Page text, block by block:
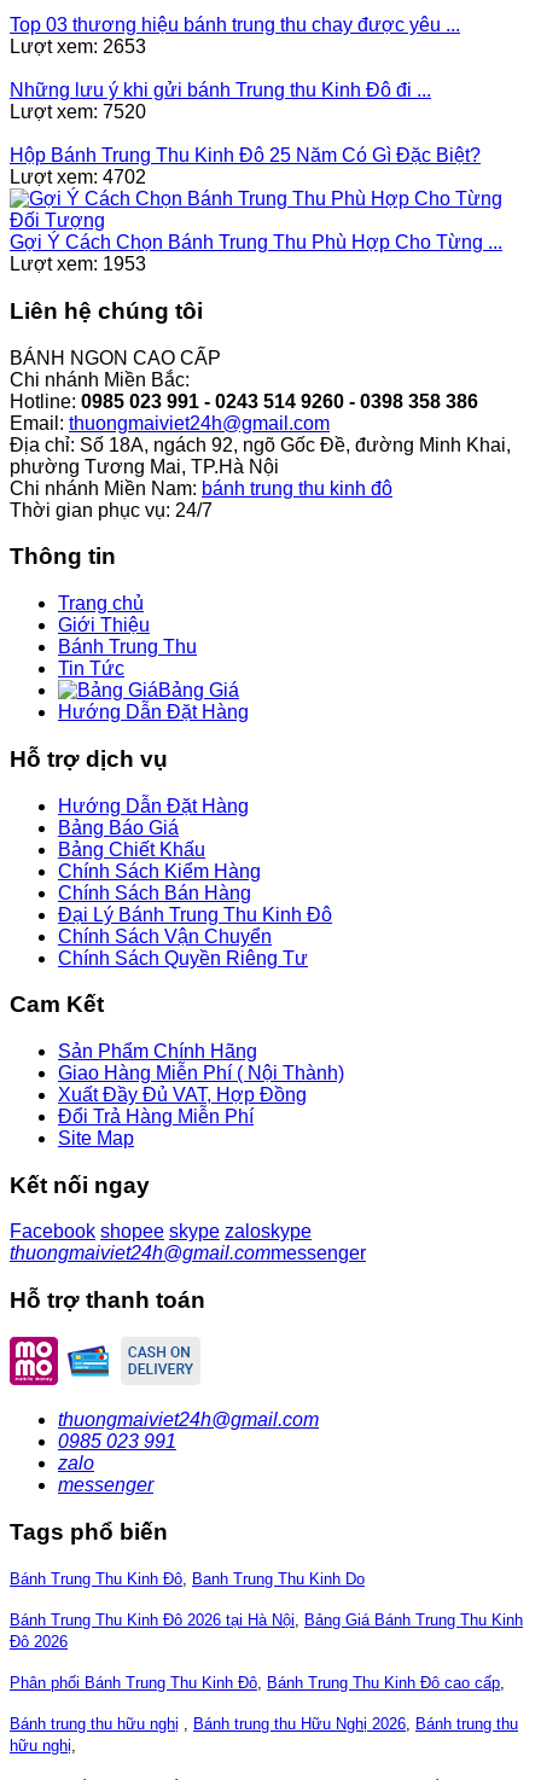
Top 03 thương hiệu bánh trung thu chay được yêu ...
Lượt xem: 2653
Những lưu ý khi gửi bánh Trung thu Kinh Đô đi ...
Lượt xem: 7520
Hộp Bánh Trung Thu Kinh Đô 25 Năm Có Gì Đặc Biệt?
Lượt xem: 4702
Gợi Ý Cách Chọn Bánh Trung Thu Phù Hợp Cho Từng ...
Lượt xem: 1953
Liên hệ chúng tôi
BÁNH NGON CAO CẤP
Chi nhánh Miền Bắc:
Hotline: 0985 023 991 - 0243 514 9260 - 0398 358 386
Email: thuongmaiviet24h@gmail.com
Địa chỉ: Số 18A, ngách 92, ngõ Gốc Đề, đường Minh Khai,
phường Tương Mai, TP.Hà Nội
Chi nhánh Miền Nam: bánh trung thu kinh đô
Thời gian phục vụ: 24/7
Thông tin
Trang chủ
Giới Thiệu
Bánh Trung Thu
Tin Tức
Bảng Giá
Hướng Dẫn Đặt Hàng
Hỗ trợ dịch vụ
Hướng Dẫn Đặt Hàng
Bảng Báo Giá
Bảng Chiết Khấu
Chính Sách Kiểm Hàng
Chính Sách Bán Hàng
Đại Lý Bánh Trung Thu Kinh Đô
Chính Sách Vận Chuyển
Chính Sách Quyền Riêng Tư
Cam Kết
Sản Phẩm Chính Hãng
Giao Hàng Miễn Phí ( Nội Thành)
Xuất Đầy Đủ VAT, Hợp Đồng
Đổi Trả Hàng Miễn Phí
Site Map
Kết nối ngay
Facebook shopee skype zaloskype
thuongmaiviet24h@gmail.commessenger
Hỗ trợ thanh toán
thuongmaiviet24h@gmail.com
0985 023 991
zalo
messenger
Tags phổ biến
Bánh Trung Thu Kinh Đô, Banh Trung Thu Kinh Do
Bánh Trung Thu Kinh Đô 2026 tại Hà Nội, Bảng Giá Bánh Trung Thu Kinh
Đô 2026
Phân phối Bánh Trung Thu Kinh Đô, Bánh Trung Thu Kinh Đô cao cấp,
Bánh trung thu hữu nghị , Bánh trung thu Hữu Nghị 2026, Bánh trung thu
hữu nghị,